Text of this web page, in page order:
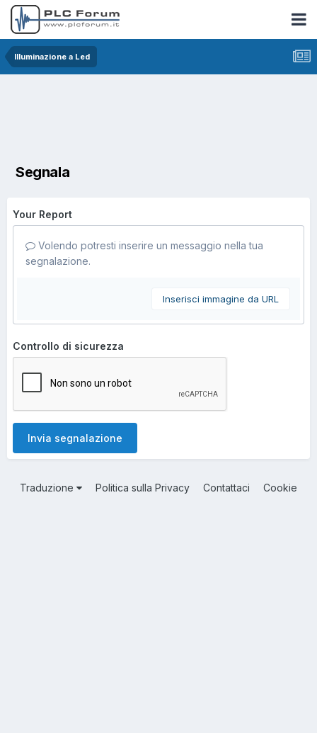
Illuminazione a Led
Segnala
Your Report
Volendo potresti inserire un messaggio nella tua
segnalazione.
Inserisci immagine da URL
Controllo di sicurezza
Invia segnalazione
Traduzione Politica sulla Privacy Contattaci Cookie